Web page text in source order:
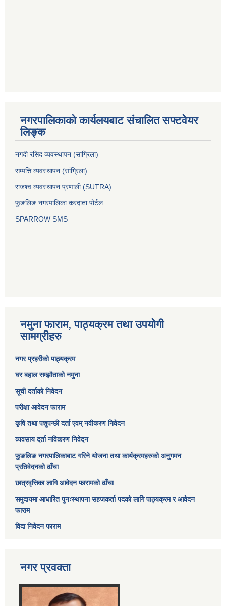
नगरपालिकाको कार्यलयबाट संचालित सफ्टवेयर
लिङ्क
नगदी रसिद व्यवस्थापन (साग्रिला)
सम्पत्ति व्यवस्थापन (सांग्रिला)
राजश्व व्यवस्थापन प्रणाली (SUTRA)
फुङलिङ नगरपालिका करदाता पोर्टल
SPARROW SMS
नमुना फाराम, पाठ्यक्रम तथा उपयोगी
सामग्रीहरु
नगर प्रहरीको पाठ्यक्रम
घर बहाल सम्झौताको नमुना
सूची दर्ताको निवेदन
परीक्षा आवेदन फाराम
कृषि तथा पशुपन्छी दर्ता एवम् नवीकरण निवेदन
व्यवसाय दर्ता नविकरण निवेदन
फुङलिङ नगरपालिकाबाट गरिने योजना तथा कार्यक्रमहरुको अनुगमन
प्रतिवेदनको ढाँचा
छात्रवृत्तिका लागि आवेदन फारामको ढाँचा
समुदायमा आधारित पुनःस्थापना सहजकर्ता पदको लागि पाठ्यक्रम र आवेदन
फाराम
विदा निवेदन फाराम
नगर प्रवक्ता